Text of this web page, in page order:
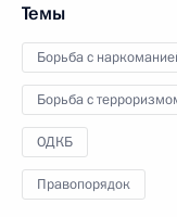
Темы
Борьба с
Борьба с
ОДКБ
Правопорядок